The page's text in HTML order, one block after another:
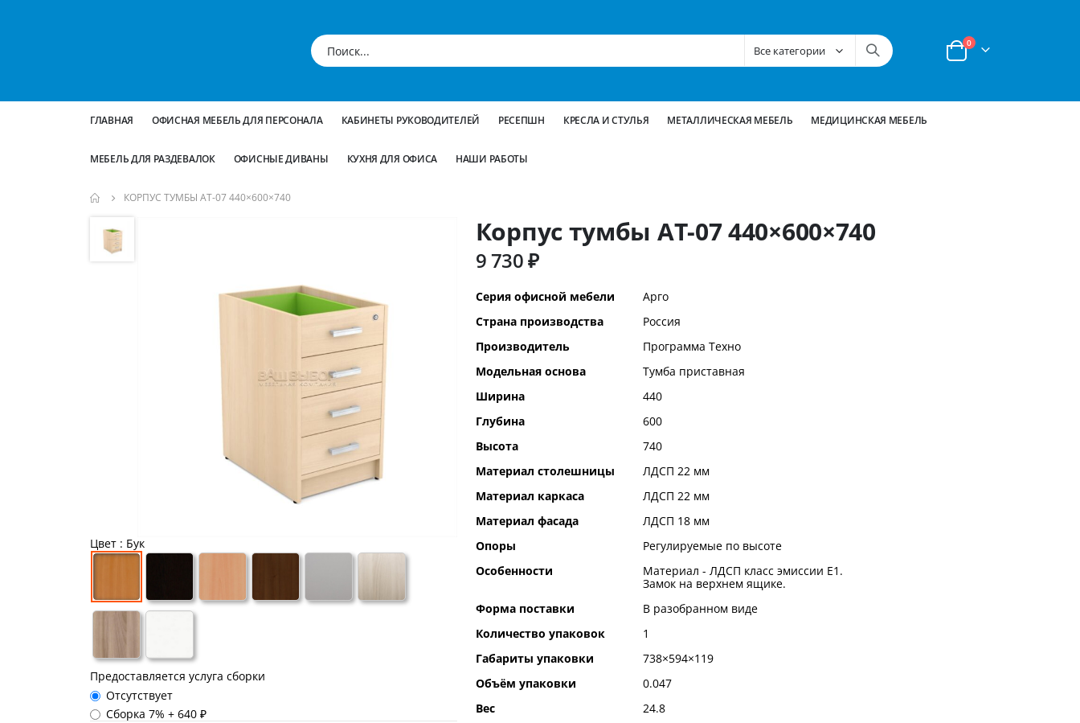
Корзина
0позиции
ГЛАВНАЯ ОФИСНАЯ МЕБЕЛЬ ДЛЯ ПЕРСОНАЛА КАБИНЕТЫ РУКОВОДИТЕЛЕЙ РЕСЕПШН КРЕСЛА И СТУЛЬЯ МЕТАЛЛИЧЕСКАЯ МЕБЕЛЬ МЕДИЦИНСКАЯ МЕБЕЛЬ
МЕБЕЛЬ ДЛЯ РАЗДЕВАЛОК ОФИСНЫЕ ДИВАНЫ КУХНЯ ДЛЯ ОФИСА НАШИ РАБОТЫ
КОРПУС ТУМБЫ АТ-07 440×600×740
перейти
Цвет : Бук
Предоставляется услуга сборки
Отсутствует
Сборка 7%+640 ₽
Корпус тумбы АТ-07 440×600×740
9 730 ₽
Дополнительная
информация
Серия офисной мебели
Арго
Страна производства
Россия
Производитель
Программа Техно
Модельная основа
Тумба приставная
Ширина
440
Глубина
600
Высота
740
Материал столешницы
ЛДСП 22 мм
Материал каркаса
ЛДСП 22 мм
Материал фасада
ЛДСП 18 мм
Опоры
Регулируемые по высоте
Особенности
Материал - ЛДСП класс эмиссии Е1.
Замок на верхнем ящике.
Форма поставки
В разобранном виде
Количество упаковок
1
Габариты упаковки
738×594×119
Объём упаковки
0.047
Вес
24.8